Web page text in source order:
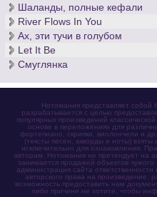
Шаланды, полные кефали
River Flows In You
Ах, эти тучи в голубом
Let It Be
Смуглянка
Нотомания представляет собой
разрабатывается с целью
популярных произведений
основе в переложениях для
фортепиано, скрипки, виолончели и
(тексты песен, аккорды и ноты) взяты
исключительно для ознакомления.
авторам. Нотомания не претендует на
занимается продажей объектов
администрация сайта
авторского права на
возможность предоставить нам
либо причине не хотите, чтобы